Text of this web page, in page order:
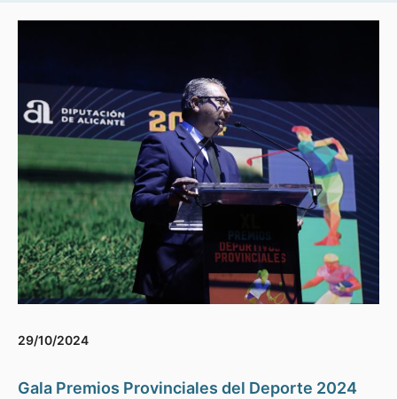
29/10/2024
Gala Premios Provinciales del Deporte 2024